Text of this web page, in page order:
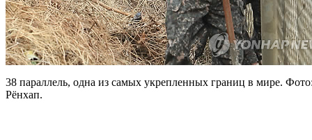
38 параллель, одна из самых укрепленных границ в мире.
Рёнхап.